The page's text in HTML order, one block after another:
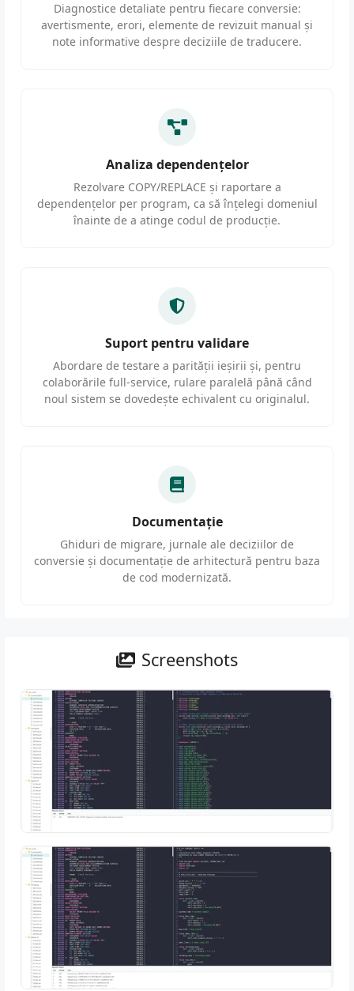
Diagnostice detaliate pentru fiecare conversie:
avertismente, erori, elemente de revizuit manual și
note informative despre deciziile de traducere.
Analiza dependențelor
Rezolvare COPY/REPLACE și raportare a
dependențelor per program, ca să înțelegi domeniul
înainte de a atinge codul de producție.
Suport pentru validare
Abordare de testare a parității ieșirii și, pentru
colaborările full-service, rulare paralelă până când
noul sistem se dovedește echivalent cu originalul.
Documentație
Ghiduri de migrare, jurnale ale deciziilor de
conversie și documentație de arhitectură pentru baza
de cod modernizată.
Screenshots